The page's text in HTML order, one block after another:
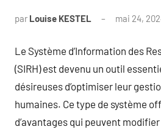
par Louise KESTEL mai 24,
Le Système d’Information des
(SIRH) est devenu un outil
désireuses d’optimiser leur
humaines. Ce type de système
d’avantages qui peuvent